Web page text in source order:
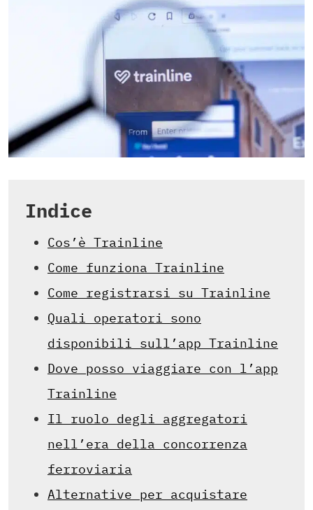
Indice
Cos’è Trainline
Come funziona Trainline
Come registrarsi su Trainline
Quali operatori sono
disponibili sull’app Trainline
Dove posso viaggiare con l’app
Trainline
Il ruolo degli aggregatori
nell’era della concorrenza
ferroviaria
Alternative per acquistare